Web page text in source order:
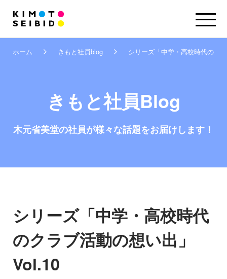
ホーム きもと社員blog シリーズ「中学・高校時代のク
きもと社員Blog
木元省美堂の社員が様々な話題をお届けします！
シリーズ「中学・高校時代
のクラブ活動の想い出」
Vol.10